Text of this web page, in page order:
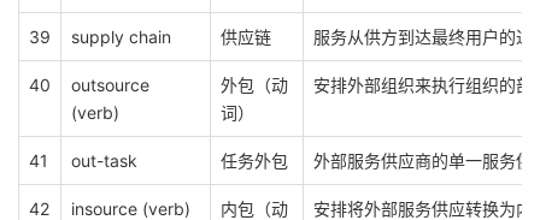
39 supply chain 供应链 服务从供方到达最终用户的
40
outsource
(verb)
外包（动
词）
安排外部组织来执行组织的部
41 out-task 任务外包 外部服务供应商的单一服务供
42 insource (verb)
内包（动
安排将外部服务供应转换为内